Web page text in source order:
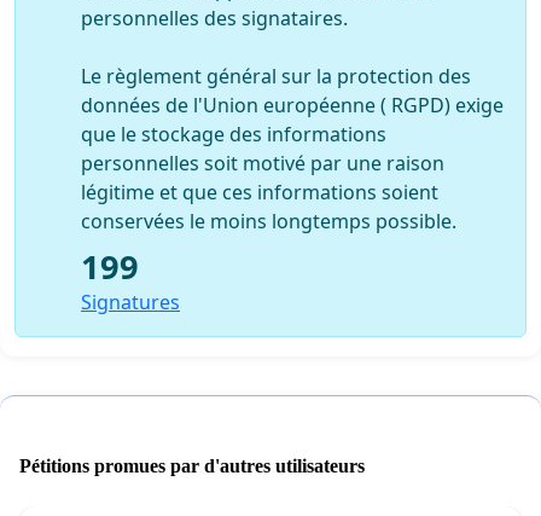
demandons aux autorités vaudoises de régler
positivement la situation de M. Ahmed afin qu’il
puisse mener une vie digne et intégrer au plus vite la
vie professionnelle.
personnelles des signataires.
Le règlement général sur la protection des
données de l'Union européenne ( RGPD) exige
que le stockage des informations
personnelles soit motivé par une raison
légitime et que ces informations soient
conservées le moins longtemps possible.
199
Signatures
Pétitions promues par d'autres utilisateurs